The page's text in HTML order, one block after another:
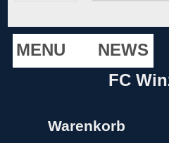
MENU
NEWS
FC
Warenkorb